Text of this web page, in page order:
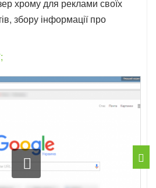
хрому для реклами своїх
збору інформації про